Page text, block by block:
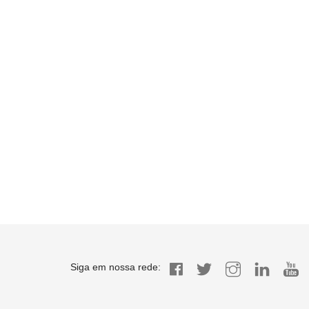
Siga em nossa rede: